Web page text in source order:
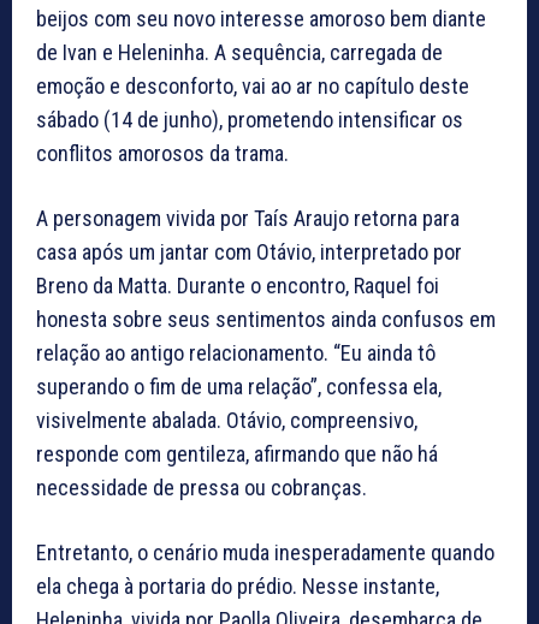
beijos com seu novo interesse amoroso bem diante
de Ivan e Heleninha. A sequência, carregada de
emoção e desconforto, vai ao ar no capítulo deste
sábado (14 de junho), prometendo intensificar os
conflitos amorosos da trama.
A personagem vivida por Taís Araujo retorna para
casa após um jantar com Otávio, interpretado por
Breno da Matta. Durante o encontro, Raquel foi
honesta sobre seus sentimentos ainda confusos em
relação ao antigo relacionamento. “Eu ainda tô
superando o fim de uma relação”, confessa ela,
visivelmente abalada. Otávio, compreensivo,
responde com gentileza, afirmando que não há
necessidade de pressa ou cobranças.
Entretanto, o cenário muda inesperadamente quando
ela chega à portaria do prédio. Nesse instante,